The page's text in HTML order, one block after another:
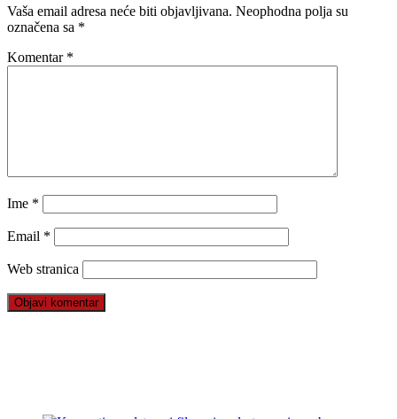
Vaša email adresa neće biti objavljivana. Neophodna polja su
označena sa *
Komentar *
Ime *
Email *
Web stranica